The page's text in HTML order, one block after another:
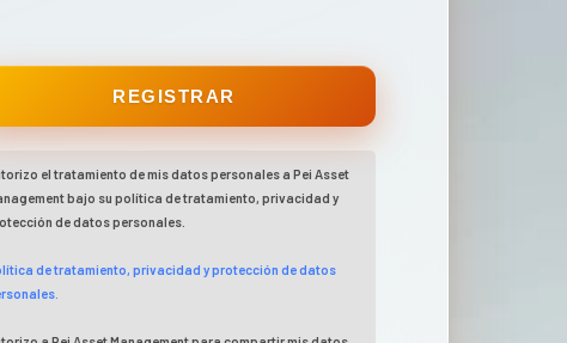
el tratamiento de mis datos personales a Pei Asset
bajo su política de tratamiento, privacidad y
de datos personales.
de tratamiento, privacidad y protección de datos